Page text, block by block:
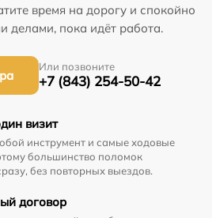
время на дорогу и спокойно
делами, пока идёт работа.
Или позвоните
+7 (843) 254-50-42
визит
инструмент и самые ходовые
большинство поломок
без повторных выездов.
договор